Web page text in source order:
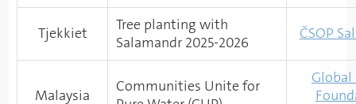
Tjekkiet
Tree planting with
Salamandr 2025-2026
ČSOP
Malaysia
Communities Unite for
Global